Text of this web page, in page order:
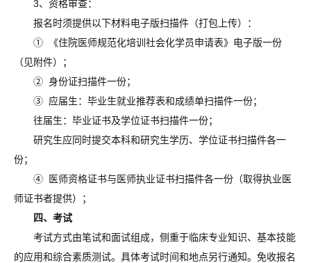
3、资格审查：
报名时须提供以下材料电子版扫描件（打包上传）：
① 《住院医师规范化培训社会化学员申请表》电子版一份
（见附件）；
② 身份证扫描件一份；
③ 应届生：毕业生就业推荐表和成绩单扫描件一份；
往届生：毕业证书及学位证书扫描件一份；
研究生应同时提交本科和研究生学历、学位证书扫描件各一
份；
④ 医师资格证书与医师执业证书扫描件各一份（取得执业医
师证书者提供）；
四、考试
考试方式由笔试和面试组成，侧重于临床专业知识、基本技能
的应用和综合素质测试。具体考试时间和地点另行通知。免收报名